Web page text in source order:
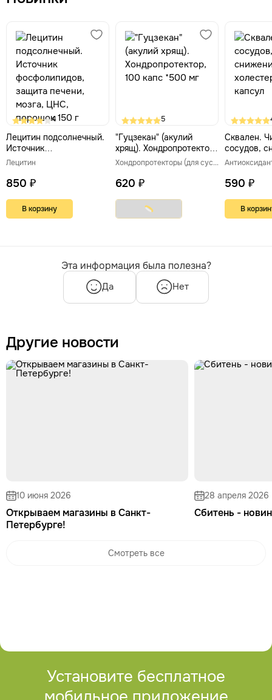
4
Лецитин подсолнечный.
Источник
фосфолипидов, защита
печени, мозга, ЦНС,
порошок 150 г
Лецитин
850 ₽
В корзину
5
"Гуцзекан" (акулий
хрящ). Хондропротектор,
100 капс *500 мг
Хондропротекторы (для суставов и связок)
620 ₽
Сквален.
сосудов,
590 ₽
В
Эта информация была полезна?
Да Нет
Другие новости
10 июня 2026
Открываем магазины в Санкт-
Петербурге!
28 апреля 2026
Сбитень -
Смотреть все
Установите бесплатное